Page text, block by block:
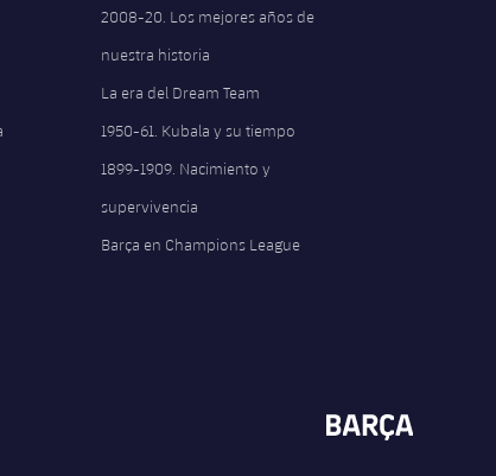
2008-20. Los mejores años de
nuestra historia
La era del Dream Team
1950-61. Kubala y su tiempo
1899-1909. Nacimiento y
supervivencia
Barça en Champions League